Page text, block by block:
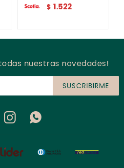
$ 1.522
nuestras novedades!
SUSCRIBIRME
 